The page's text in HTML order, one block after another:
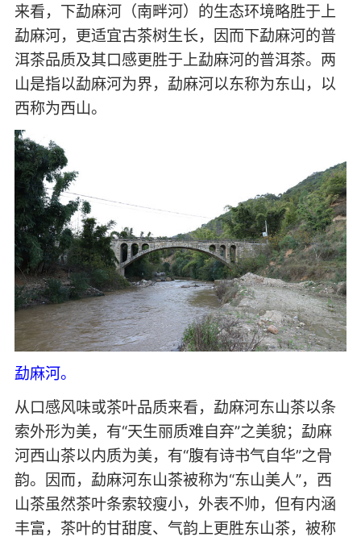
来看，下勐麻河（南畔河）的生态环境略胜于上
勐麻河，更适宜古茶树生长，因而下勐麻河的普
洱茶品质及其口感更胜于上勐麻河的普洱茶。两
山是指以勐麻河为界，勐麻河以东称为东山，以
西称为西山。
勐麻河。
从口感风味或茶叶品质来看，勐麻河东山茶以条
索外形为美，有“天生丽质难自弃”之美貌；勐麻
河西山茶以内质为美，有“腹有诗书气自华”之骨
韵。因而，勐麻河东山茶被称为“东山美人”，西
山茶虽然茶叶条索较瘦小，外表不帅，但有内涵
丰富，茶叶的甘甜度、气韵上更胜东山茶，被称